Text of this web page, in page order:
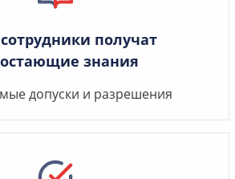
получат
знания
допуски и разрешения